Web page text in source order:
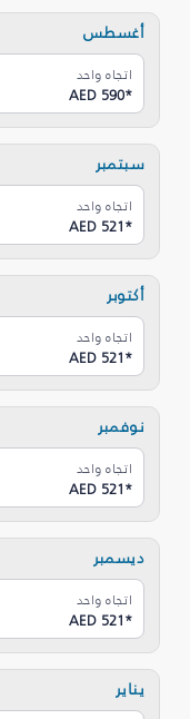
أغسطس
اتجاه واحد
AED 590*
سبتمبر
اتجاه واحد
AED 521*
أكتوبر
اتجاه واحد
AED 521*
نوفمبر
اتجاه واحد
AED 521*
ديسمبر
اتجاه واحد
AED 521*
يناير